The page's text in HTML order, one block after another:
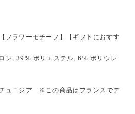
フラワーモチーフ】【ギフトにおすす
ン, 39% ポリエステル, 6% ポリウレ
ュニジア ※この商品はフランスでデ